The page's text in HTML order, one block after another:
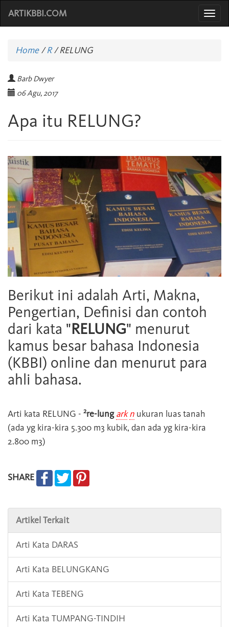
ARTIKBBI.COM
Home/R /RELUNG
Barb Dwyer
06 Agu, 2017
Apa itu RELUNG?
Berikut ini adalah Arti, Makna,
Pengertian, Definisi dan contoh
dari kata "RELUNG" menurut
kamus besar bahasa Indonesia
(KBBI) online dan menurut para
ahli bahasa.
Arti kata RELUNG - 2re-lung ark n ukuran luas tanah
(ada yg kira-kira 5.300 m3 kubik, dan ada yg kira-kira
2.800 m3)
SHARE
Artikel Terkait
Arti Kata DARAS
Arti Kata BELUNGKANG
Arti Kata TEBENG
Arti Kata TUMPANG-TINDIH